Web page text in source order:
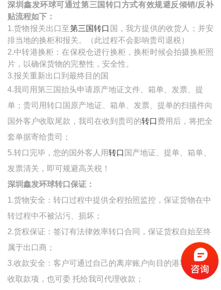
深圳鑫发环球可通过第三国转口方式有效规避反倾销/反补
贴流程如下：
1.货物报关出口至第三国转口 国，我方提供的收货人；并安
排当地的换柜和报关。（此过程不会影响贵司退税）
2.中转港换柜：在保税仓进行换柜，换柜时候会拍摄换柜照
片，以确保货物的完整性，安全性。
3.报关重新出口到最终目的国
4.我司用第三国抬头申请原产地证文件、箱单、发票、提
单；贵司用转口国原产地证、箱单、发票、提单的扫描件向
国外客户收取尾款，我司在收到贵司的转口费用后，将把全
套单据寄给贵司；
5.转口完毕，您的国外客人用转口 国产地证、提单、箱单、
发票清关，即可规避高关税！
深圳鑫发环球转口保证：
1.货物安全：转口过程中提供全程拍照监控，保证货物在中
转过程中不被沾污、损坏；
2.货权保证：签订有法律效率转口合同，保证货权自始至终
属于出口商；
3.收款安全：客户可通过自己的离岸账户向目的港客人直接
收取款项，也可委 托给我司代理收款；